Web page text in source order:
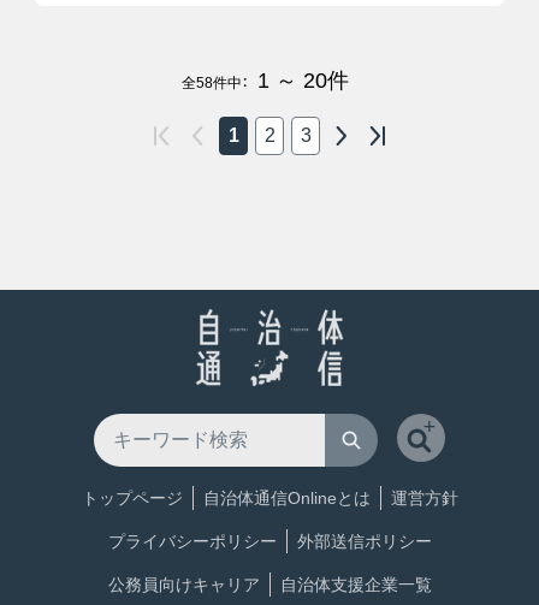
全58件中： 1 ～ 20件
1 2 3
トップページ 自治体通信Onlineとは 運営方針
プライバシーポリシー 外部送信ポリシー
公務員向けキャリア 自治体支援企業一覧